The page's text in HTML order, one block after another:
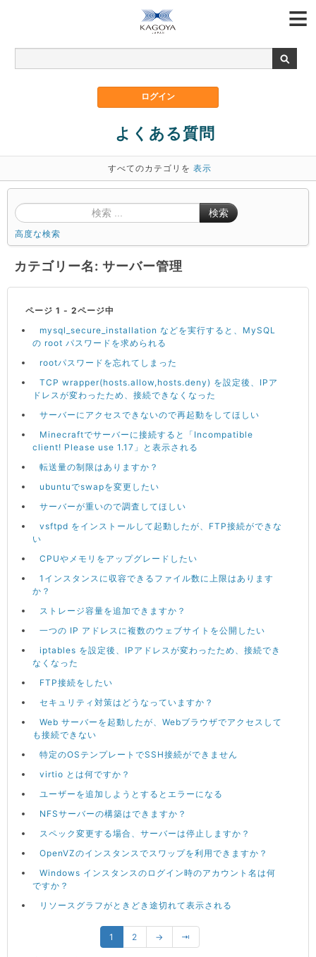
よくある質問
すべてのカテゴリを 表示
検索
高度な検索
カテゴリー名: サーバー管理
ページ 1 - 2ページ中
mysql_secure_installation などを実行すると、MySQL
の root パスワードを求められる
rootパスワードを忘れてしまった
TCP wrapper(hosts.allow,hosts.deny) を設定後、IPア
ドレスが変わったため、接続できなくなった
サーバーにアクセスできないので再起動をしてほしい
Minecraftでサーバーに接続すると「Incompatible
client! Please use 1.17」と表示される
転送量の制限はありますか？
ubuntuでswapを変更したい
サーバーが重いので調査してほしい
vsftpd をインストールして起動したが、FTP接続ができな
い
CPUやメモリをアップグレードしたい
1インスタンスに収容できるファイル数に上限はあります
か？
ストレージ容量を追加できますか？
一つの IP アドレスに複数のウェブサイトを公開したい
iptables を設定後、IPアドレスが変わったため、接続でき
なくなった
FTP接続をしたい
セキュリティ対策はどうなっていますか？
Web サーバーを起動したが、Webブラウザでアクセスして
も接続できない
特定のOSテンプレートでSSH接続ができません
virtio とは何ですか？
ユーザーを追加しようとするとエラーになる
NFSサーバーの構築はできますか？
スペック変更する場合、サーバーは停止しますか？
OpenVZのインスタンスでスワップを利用できますか？
Windows インスタンスのログイン時のアカウント名は何
ですか？
リソースグラフがときどき途切れて表示される
1 2 → ⇥